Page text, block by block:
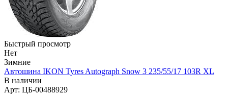
Быстрый просмотр
Нет
Зимние
Автошина IKON Tyres Autograph Snow 3 235/55/17 103R XL
В наличии
Арт: ЦБ-00488929